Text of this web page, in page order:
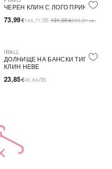
-44%
ЧЕРЕН КЛИН С ЛОГО ПРИНТ
73,99€144,71 ЛВ.131,00€256,21лв.
IRALL
ДОЛНИЩЕ НА БАНСКИ ТИП
КЛИН HEBE
23,85€46,64 ЛВ.